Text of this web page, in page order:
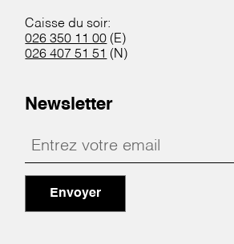
Caisse du soir:
026 350 11 00 (E)
026 407 51 51 (N)
Newsletter
Envoyer